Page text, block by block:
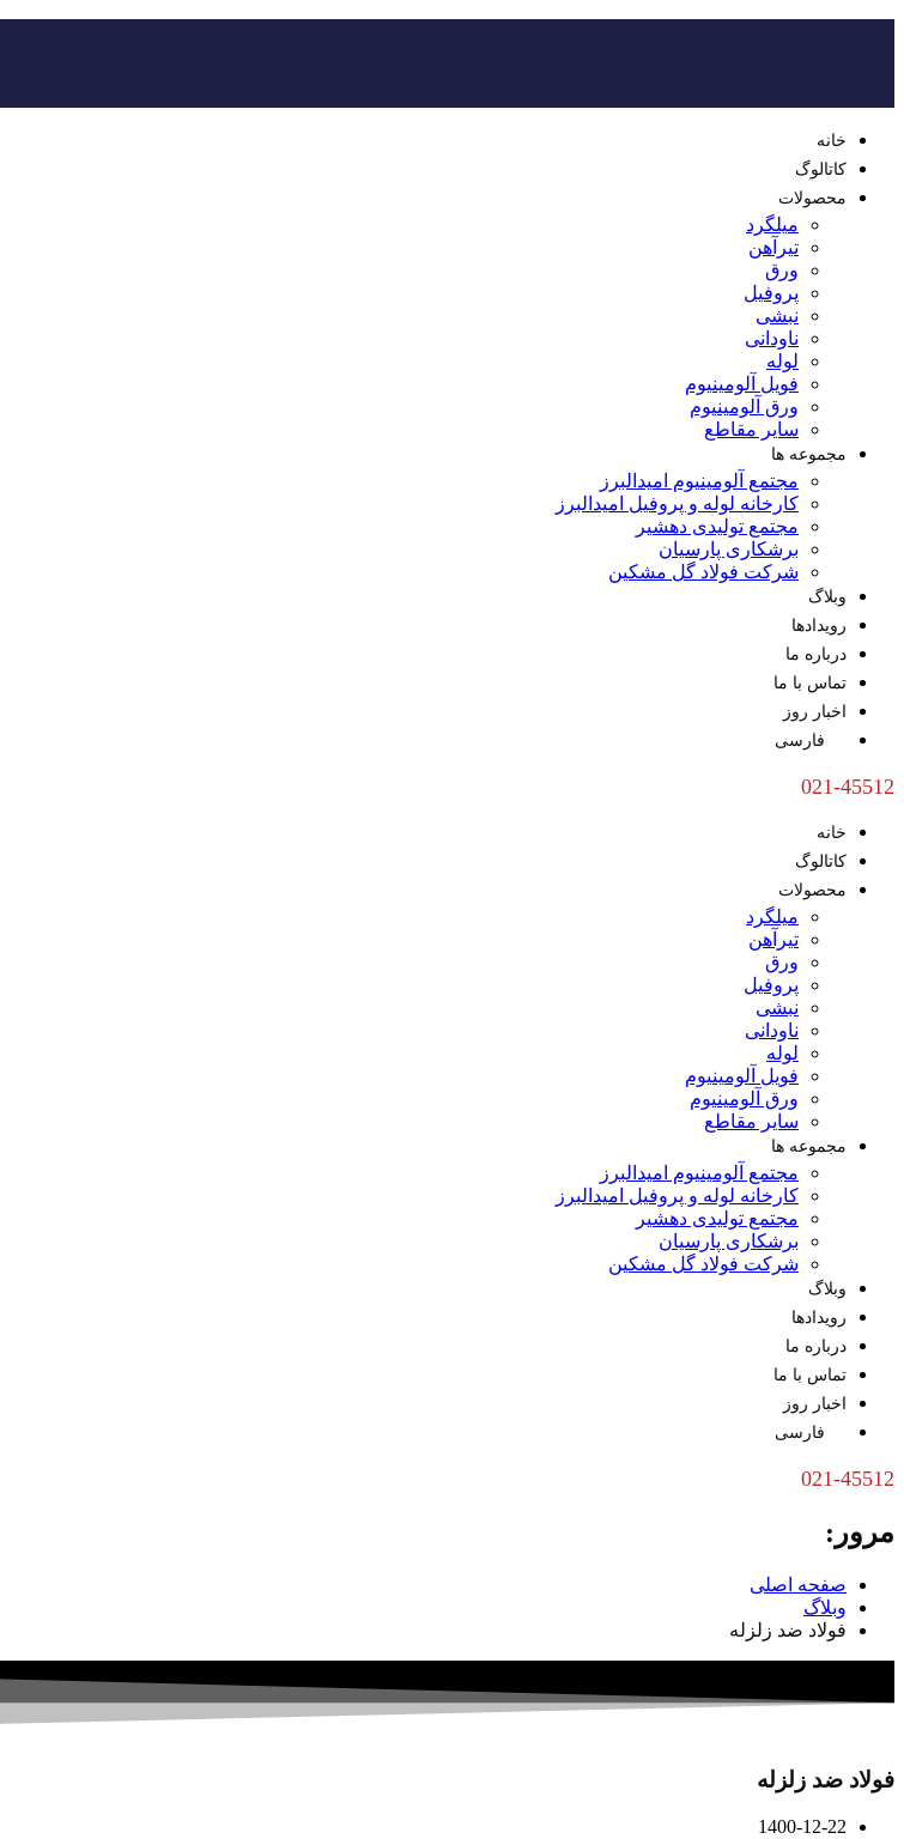
خانه
کاتالوگ
محصولات
میلگرد
تیرآهن
ورق
پروفیل
نبشی
ناودانی
لوله
فویل آلومینیوم
ورق آلومینیوم
سایر مقاطع
مجموعه ها
مجتمع آلومینیوم امیدالبرز
کارخانه لوله و پروفیل امیدالبرز
مجتمع تولیدی دهشیر
برشکاری پارسیان
شرکت فولاد گل مشکین
وبلاگ
رویدادها
درباره ما
تماس با ما
اخبار روز
فارسی
021-45512
خانه
کاتالوگ
محصولات
میلگرد
تیرآهن
ورق
پروفیل
نبشی
ناودانی
لوله
فویل آلومینیوم
ورق آلومینیوم
سایر مقاطع
مجموعه ها
مجتمع آلومینیوم امیدالبرز
کارخانه لوله و پروفیل امیدالبرز
مجتمع تولیدی دهشیر
برشکاری پارسیان
شرکت فولاد گل مشکین
وبلاگ
رویدادها
درباره ما
تماس با ما
اخبار روز
فارسی
021-45512
مرور:
صفحه اصلی
وبلاگ
فولاد ضد زلزله
فولاد ضد زلزله
1400-12-22